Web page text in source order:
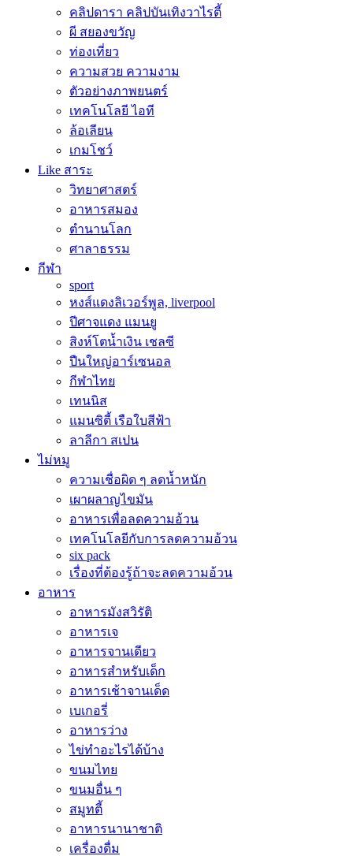
คลิปดารา คลิปบันเทิงวาไรตี้
ผี สยองขวัญ
ท่องเที่ยว
ความสวย ความงาม
ตัวอย่างภาพยนตร์
เทคโนโลยี ไอที
ล้อเลียน
เกมโชว์
Like สาระ
วิทยาศาสตร์
อาหารสมอง
ตำนานโลก
ศาลาธรรม
กีฬา
sport
หงส์แดงลิเวอร์พูล, liverpool
ปีศาจแดง แมนยู
สิงห์โตน้ำเงิน เชลซี
ปืนใหญ่อาร์เซนอล
กีฬาไทย
เทนนิส
แมนซิตี้ เรือใบสีฟ้า
ลาลีกา สเปน
ไม่หมู
ความเชื่อผิด ๆ ลดน้ำหนัก
เผาผลาญไขมัน
อาหารเพื่อลดความอ้วน
เทคโนโลยีกับการลดความอ้วน
six pack
เรื่องที่ต้องรู้ถ้าจะลดความอ้วน
อาหาร
อาหารมังสวิรัติ
อาหารเจ
อาหารจานเดียว
อาหารสำหรับเด็ก
อาหารเช้าจานเด็ด
เบเกอรี่
อาหารว่าง
ไข่ทำอะไรได้บ้าง
ขนมไทย
ขนมอื่น ๆ
สมูทตี้
อาหารนานาชาติ
เครื่องดื่ม